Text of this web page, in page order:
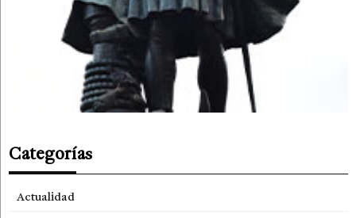
Categorías
Actualidad